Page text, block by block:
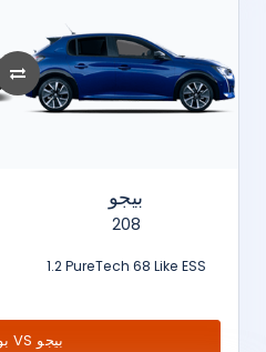
بيجو
208
1.2 PureTech 68 Like ESS
بورش VS بيجو